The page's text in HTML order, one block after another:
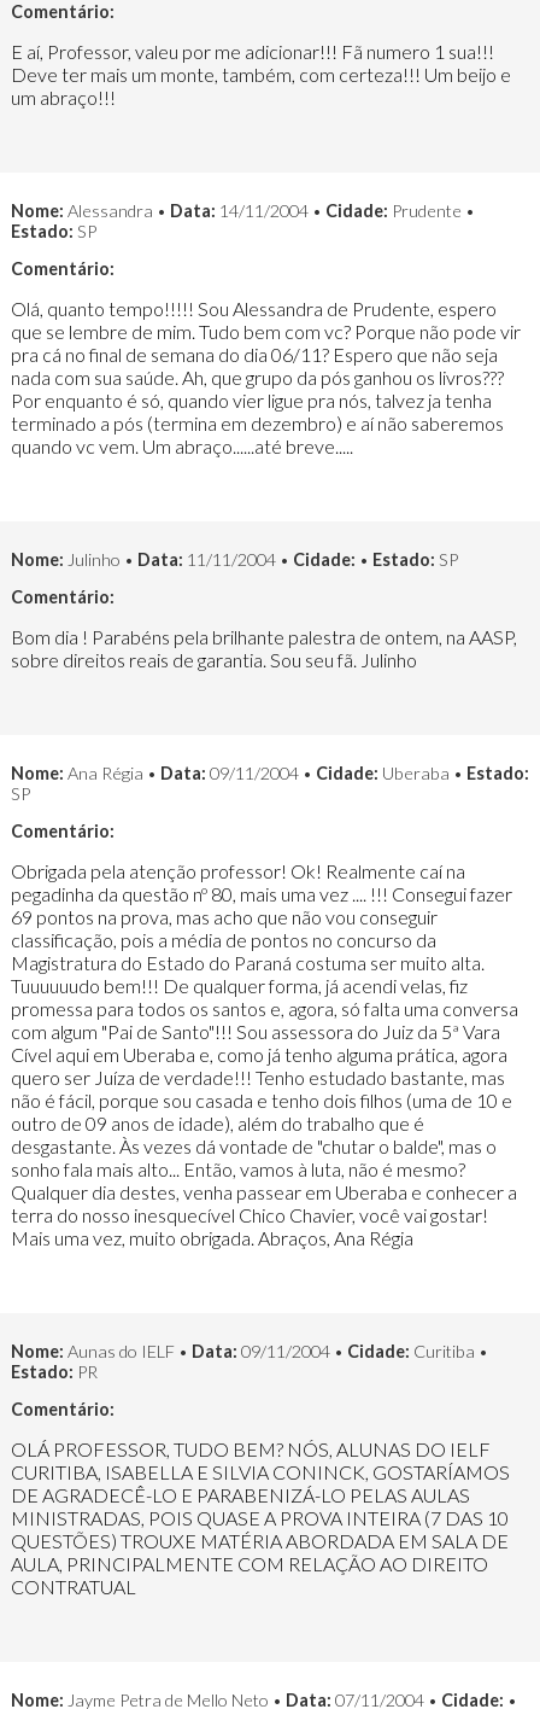
Comentário:
E aí, Professor, valeu por me adicionar!!! Fã numero 1 sua!!!
Deve ter mais um monte, também, com certeza!!! Um beijo e
um abraço!!!
Nome: Alessandra • Data: 14/11/2004 • Cidade: Prudente •
Estado: SP
Comentário:
Olá, quanto tempo!!!!! Sou Alessandra de Prudente, espero
que se lembre de mim. Tudo bem com vc? Porque não pode vir
pra cá no final de semana do dia 06/11? Espero que não seja
nada com sua saúde. Ah, que grupo da pós ganhou os livros???
Por enquanto é só, quando vier ligue pra nós, talvez ja tenha
terminado a pós (termina em dezembro) e aí não saberemos
quando vc vem. Um abraço......até breve.....
Nome: Julinho • Data: 11/11/2004 • Cidade: • Estado: SP
Comentário:
Bom dia ! Parabéns pela brilhante palestra de ontem, na AASP,
sobre direitos reais de garantia. Sou seu fã. Julinho
Nome: Ana Régia • Data: 09/11/2004 • Cidade: Uberaba • Estado:
SP
Comentário:
Obrigada pela atenção professor! Ok! Realmente caí na
pegadinha da questão nº 80, mais uma vez .... !!! Consegui fazer
69 pontos na prova, mas acho que não vou conseguir
classificação, pois a média de pontos no concurso da
Magistratura do Estado do Paraná costuma ser muito alta.
Tuuuuuudo bem!!! De qualquer forma, já acendi velas, fiz
promessa para todos os santos e, agora, só falta uma conversa
com algum "Pai de Santo"!!! Sou assessora do Juiz da 5ª Vara
Cível aqui em Uberaba e, como já tenho alguma prática, agora
quero ser Juíza de verdade!!! Tenho estudado bastante, mas
não é fácil, porque sou casada e tenho dois filhos (uma de 10 e
outro de 09 anos de idade), além do trabalho que é
desgastante. Às vezes dá vontade de "chutar o balde", mas o
sonho fala mais alto... Então, vamos à luta, não é mesmo?
Qualquer dia destes, venha passear em Uberaba e conhecer a
terra do nosso inesquecível Chico Chavier, você vai gostar!
Mais uma vez, muito obrigada. Abraços, Ana Régia
Nome: Aunas do IELF • Data: 09/11/2004 • Cidade: Curitiba •
Estado: PR
Comentário:
OLÁ PROFESSOR, TUDO BEM? NÓS, ALUNAS DO IELF
CURITIBA, ISABELLA E SILVIA CONINCK, GOSTARÍAMOS
DE AGRADECÊ-LO E PARABENIZÁ-LO PELAS AULAS
MINISTRADAS, POIS QUASE A PROVA INTEIRA (7 DAS 10
QUESTÕES) TROUXE MATÉRIA ABORDADA EM SALA DE
AULA, PRINCIPALMENTE COM RELAÇÃO AO DIREITO
CONTRATUAL
Nome: Jayme Petra de Mello Neto • Data: 07/11/2004 • Cidade: •